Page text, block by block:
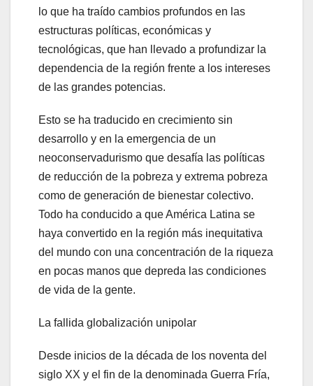
lo que ha traído cambios profundos en las
estructuras políticas, económicas y
tecnológicas, que han llevado a profundizar la
dependencia de la región frente a los intereses
de las grandes potencias.
Esto se ha traducido en crecimiento sin
desarrollo y en la emergencia de un
neoconservadurismo que desafía las políticas
de reducción de la pobreza y extrema pobreza
como de generación de bienestar colectivo.
Todo ha conducido a que América Latina se
haya convertido en la región más inequitativa
del mundo con una concentración de la riqueza
en pocas manos que depreda las condiciones
de vida de la gente.
La fallida globalización unipolar
Desde inicios de la década de los noventa del
siglo XX y el fin de la denominada Guerra Fría,